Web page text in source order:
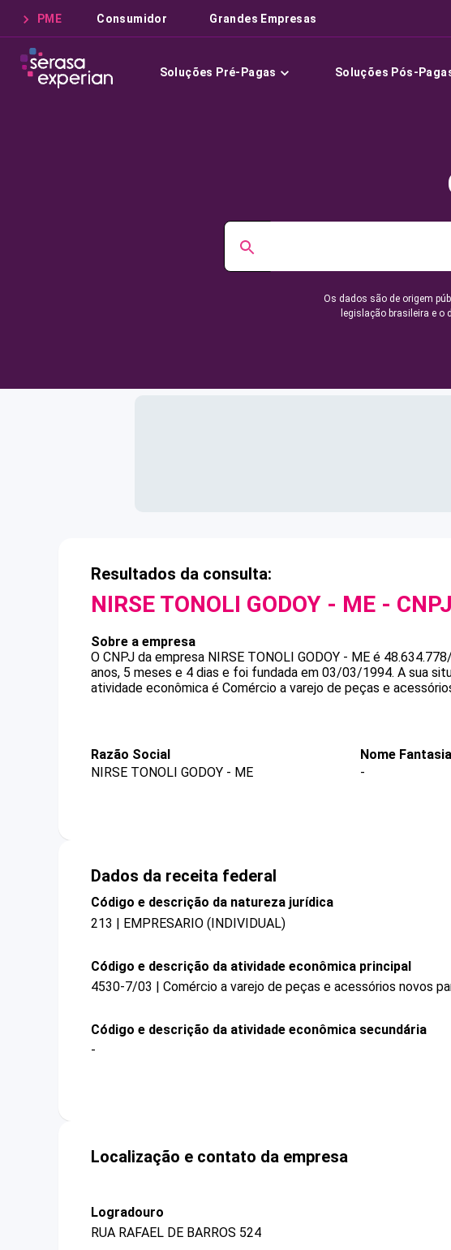
PME Consumidor Grandes Empresas
Soluções Pré-Pagas Soluções Pós-
Os dados são de origem
legislação brasileira e o
Resultados da consulta:
NIRSE TONOLI GODOY - ME - CNPJ
Sobre a empresa
O CNPJ da empresa NIRSE TONOLI GODOY - ME é
anos, 5 meses e 4 dias e foi fundada em 03/03/1994. A sua
atividade econômica é Comércio a varejo de peças e
Razão Social
NIRSE TONOLI GODOY - ME
Nome Fantasia
-
Dados da receita federal
Código e descrição da natureza jurídica
213 | EMPRESARIO (INDIVIDUAL)
Código e descrição da atividade econômica principal
4530-7/03 | Comércio a varejo de peças e acessórios novos
Código e descrição da atividade econômica secundária
-
Localização e contato da empresa
Logradouro
RUA RAFAEL DE BARROS 524